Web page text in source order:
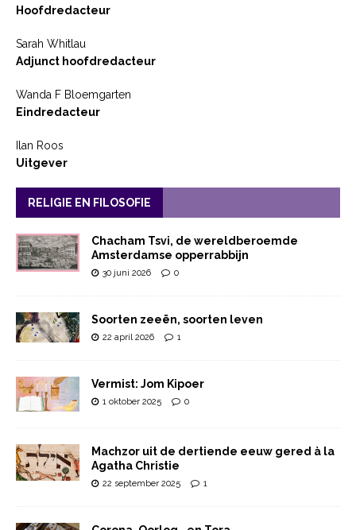
Hoofdredacteur
Sarah Whitlau
Adjunct hoofdredacteur
Wanda F Bloemgarten
Eindredacteur
Ilan Roos
Uitgever
RELIGIE EN FILOSOFIE
Chacham Tsvi, de wereldberoemde
Amsterdamse opperrabbijn
30 juni 2026 0
Soorten zeeën, soorten leven
22 april 2026 1
Vermist: Jom Kipoer
1 oktober 2025 0
Machzor uit de dertiende eeuw gered à la
Agatha Christie
22 september 2025 1